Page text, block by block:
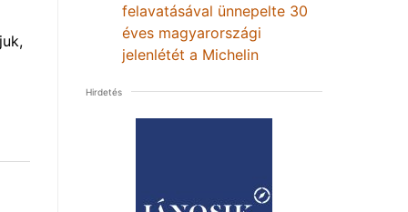
felavatásával ünnepelte 30
éves magyarországi
jelenlétét a Michelin
Hirdetés